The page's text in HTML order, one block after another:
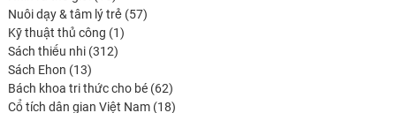
produits
Nuôi dạy & tâm lý trẻ 5757
Kỹ thuật thủ công 11
Sách thiếu nhi 312312
Sách Ehon 1313
produits
Bách khoa tri thức cho bé 6262
produits
Cổ tích dân gian Việt Nam 1818